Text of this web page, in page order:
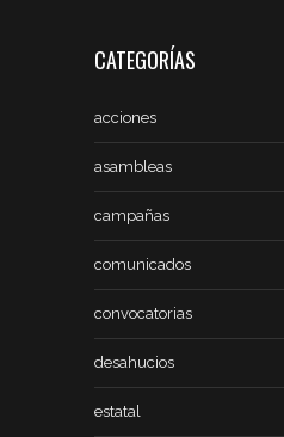
CATEGORÍAS
acciones
asambleas
campañas
comunicados
convocatorias
desahucios
estatal